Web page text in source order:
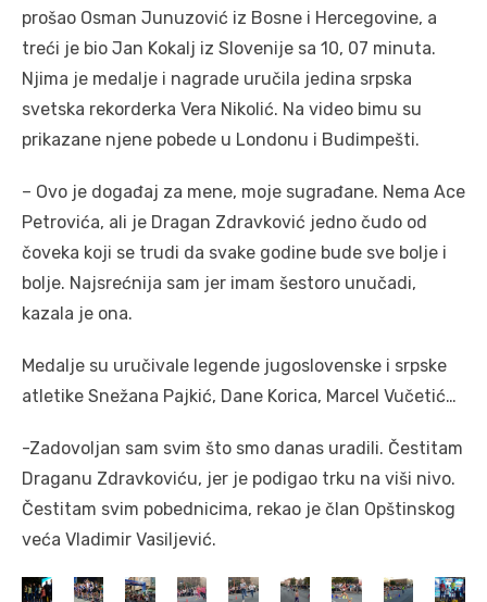
prošao Osman Junuzović iz Bosne i Hercegovine, a
treći je bio Jan Kokalj iz Slovenije sa 10, 07 minuta.
Njima je medalje i nagrade uručila jedina srpska
svetska rekorderka Vera Nikolić. Na video bimu su
prikazane njene pobede u Londonu i Budimpešti.
– Ovo je događaj za mene, moje sugrađane. Nema Ace
Petrovića, ali je Dragan Zdravković jedno čudo od
čoveka koji se trudi da svake godine bude sve bolje i
bolje. Najsrećnija sam jer imam šestoro unučadi,
kazala je ona.
Medalje su uručivale legende jugoslovenske i srpske
atletike Snežana Pajkić, Dane Korica, Marcel Vučetić…
-Zadovoljan sam svim što smo danas uradili. Čestitam
Draganu Zdravkoviću, jer je podigao trku na viši nivo.
Čestitam svim pobednicima, rekao je član Opštinskog
veća Vladimir Vasiljević.